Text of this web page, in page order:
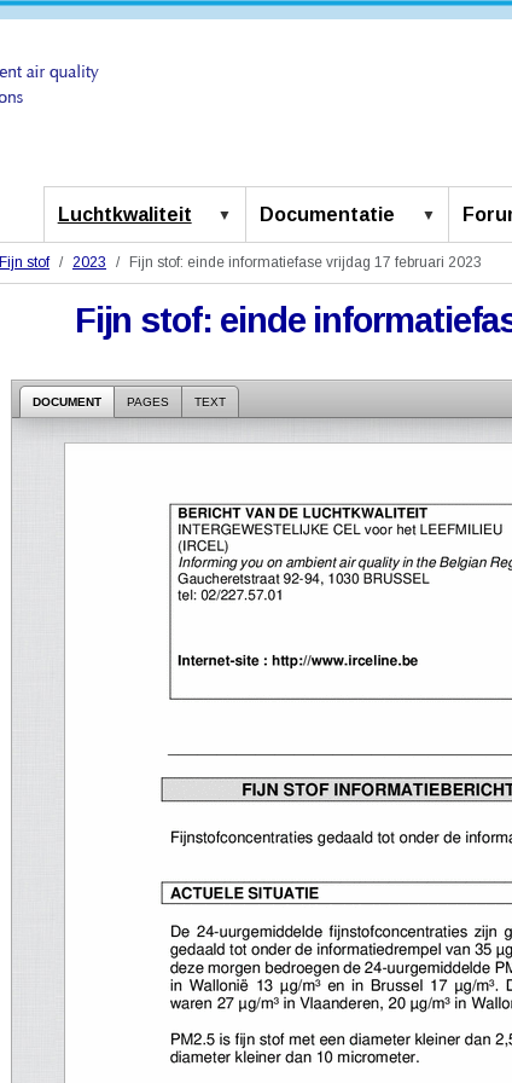
Luchtkwaliteit Documentatie
Fijn stof 2023 Fijn stof: einde informatiefase vrijdag 17 februari 2023
Fijn stof: einde
DOCUMENT PAGES TEXT